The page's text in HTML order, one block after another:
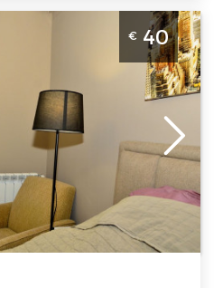
hram Beograd
Save, pogodan za
Gosti:2
Kvadratura :
20
m2
Struktura :
Studio
€ 40